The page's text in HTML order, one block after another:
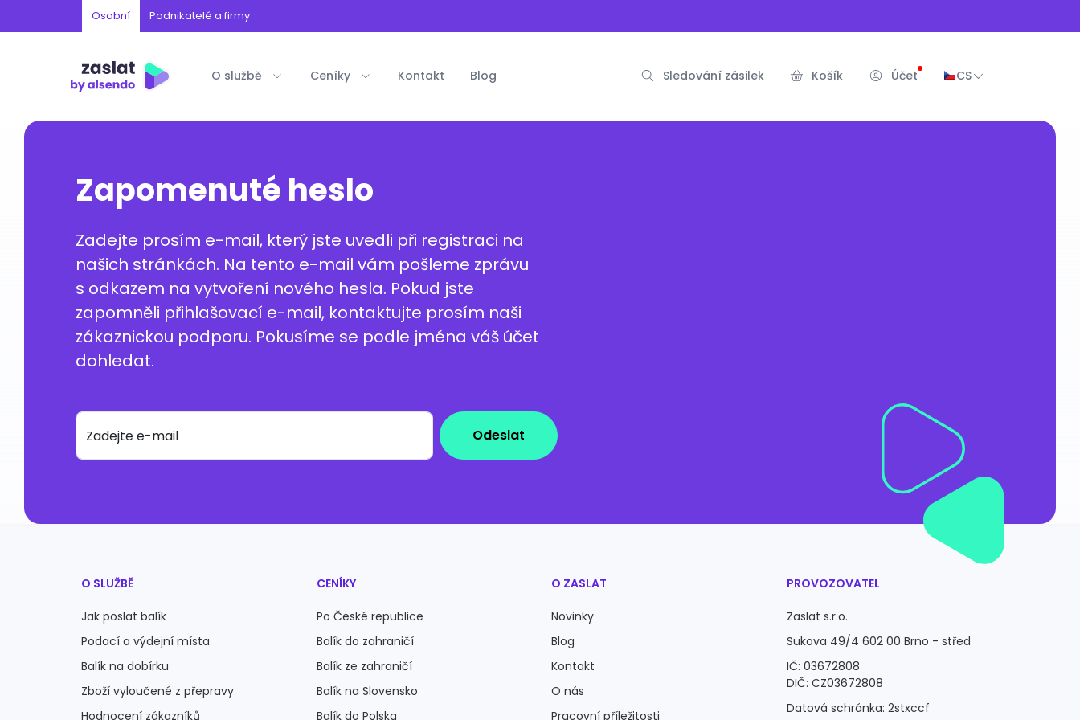
Osobní Podnikatelé a firmy
O službě Ceníky Kontakt Blog Sledování zásilek Košík Účet CS
Zapomenuté heslo
Zadejte prosím e-mail, který jste uvedli při registraci na
našich stránkách. Na tento e-mail vám pošleme zprávu
s odkazem na vytvoření nového hesla. Pokud jste
zapomněli přihlašovací e-mail, kontaktujte prosím naši
zákaznickou podporu. Pokusíme se podle jména váš účet
dohledat.
Zadejte e-mail Odeslat
O SLUŽBĚ
Jak poslat balík
Podací a výdejní místa
Balík na dobírku
Zboží vyloučené z přepravy
Hodnocení zákazníků
CENÍKY
Po České republice
Balík do zahraničí
Balík ze zahraničí
Balík na Slovensko
Balík do Polska
O ZASLAT
Novinky
Blog
Kontakt
O nás
Pracovní příležitosti
PROVOZOVATEL
Zaslat s.r.o.
Sukova 49/4 602 00 Brno - střed
IČ: 03672808
DIČ: CZ03672808
Datová schránka: 2stxccf